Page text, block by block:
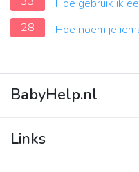
Hoe gebruik ik
28
Hoe noem je
BabyHelp.nl
Vraag & Antwoord
Links